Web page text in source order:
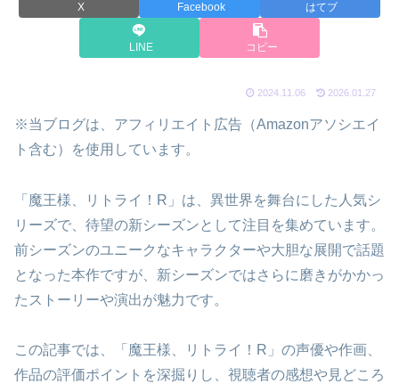
X Facebook はてブ
LINE コピー
2024.11.06 2026.01.27
※当ブログは、アフィリエイト広告（Amazonアソシエイ
ト含む）を使用しています。
「魔王様、リトライ！R」は、異世界を舞台にした人気シ
リーズで、待望の新シーズンとして注目を集めています。
前シーズンのユニークなキャラクターや大胆な展開で話題
となった本作ですが、新シーズンではさらに磨きがかかっ
たストーリーや演出が魅力です。
この記事では、「魔王様、リトライ！R」の声優や作画、
作品の評価ポイントを深掘りし、視聴者の感想や見どころ